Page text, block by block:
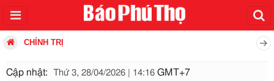
CHÍNH TRỊ
Cập nhật: Thứ 3, 28/04/2026 | 14:16 GMT+7